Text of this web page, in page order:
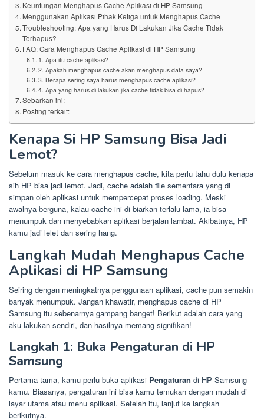
Keuntungan Menghapus Cache Aplikasi di HP Samsung
Menggunakan Aplikasi Pihak Ketiga untuk Menghapus Cache
Troubleshooting: Apa yang Harus Di Lakukan Jika Cache Tidak
Terhapus?
FAQ: Cara Menghapus Cache Aplikasi di HP Samsung
1. Apa itu cache aplikasi?
2. Apakah menghapus cache akan menghapus data saya?
3. Berapa sering saya harus menghapus cache aplikasi?
4. Apa yang harus di lakukan jika cache tidak bisa di hapus?
Sebarkan ini:
Posting terkait:
Kenapa Si HP Samsung Bisa Jadi
Lemot?
Sebelum masuk ke cara menghapus cache, kita perlu tahu dulu kenapa
sih HP bisa jadi lemot. Jadi, cache adalah file sementara yang di
simpan oleh aplikasi untuk mempercepat proses loading. Meski
awalnya berguna, kalau cache ini di biarkan terlalu lama, ia bisa
menumpuk dan menyebabkan aplikasi berjalan lambat. Akibatnya, HP
kamu jadi lelet dan sering hang.
Langkah Mudah Menghapus Cache
Aplikasi di HP Samsung
Seiring dengan meningkatnya penggunaan aplikasi, cache pun semakin
banyak menumpuk. Jangan khawatir, menghapus cache di HP
Samsung itu sebenarnya gampang banget! Berikut adalah cara yang
aku lakukan sendiri, dan hasilnya memang signifikan!
Langkah 1: Buka Pengaturan di HP
Samsung
Pertama-tama, kamu perlu buka aplikasi Pengaturan di HP Samsung
kamu. Biasanya, pengaturan ini bisa kamu temukan dengan mudah di
layar utama atau menu aplikasi. Setelah itu, lanjut ke langkah
berikutnya.